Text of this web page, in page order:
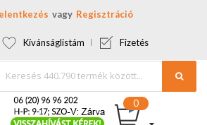
Regisztráció
Kívánságlistám Fizetés